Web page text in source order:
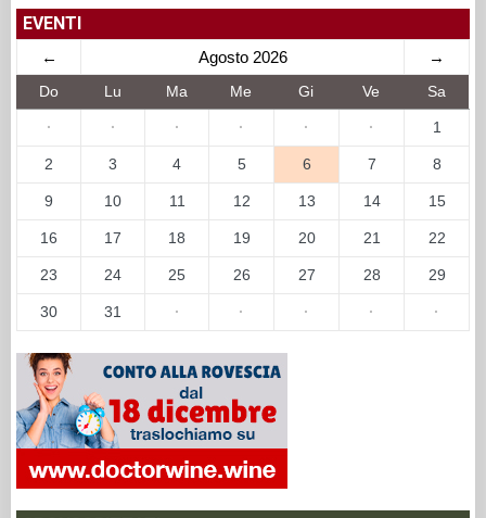
EVENTI
← Agosto 2026 →
Do Lu Ma Me Gi Ve Sa
· · · · · · 1
2 3 4 5 6 7 8
9 10 11 12 13 14 15
16 17 18 19 20 21 22
23 24 25 26 27 28 29
30 31 · · · · ·